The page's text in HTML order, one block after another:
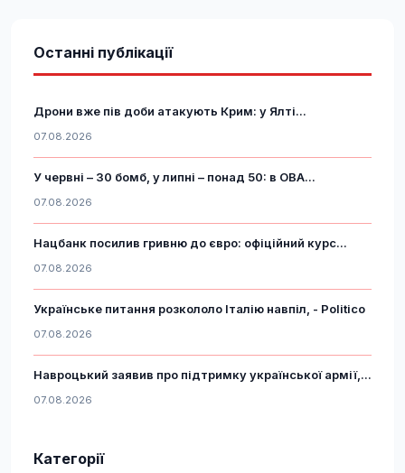
Останні публікації
Дрони вже пів доби атакують Крим: у Ялті...
07.08.2026
У червні – 30 бомб, у липні – понад 50: в ОВА...
07.08.2026
Нацбанк посилив гривню до євро: офіційний курс...
07.08.2026
Українське питання розкололо Італію навпіл, - Politico
07.08.2026
Навроцький заявив про підтримку української армії,...
07.08.2026
Категорії